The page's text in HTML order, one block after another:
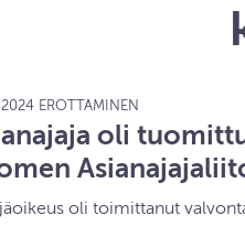
EROTTAMINEN
oli
oli toimittanut